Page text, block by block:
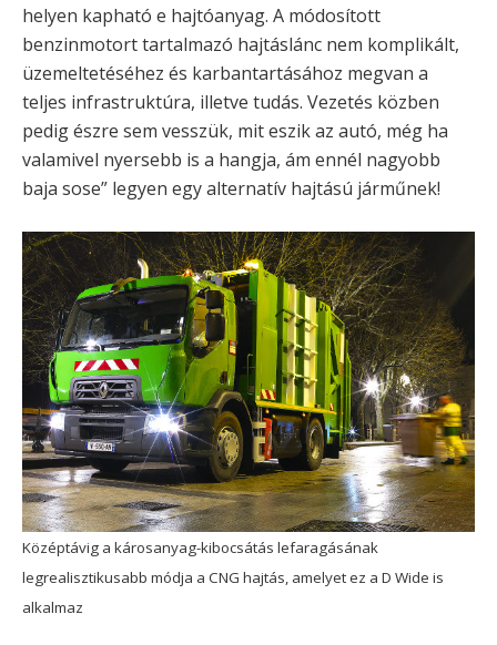
helyen kapható e hajtóanyag. A módosított
benzinmotort tartalmazó hajtáslánc nem komplikált,
üzemeltetéséhez és karbantartásához megvan a
teljes infrastruktúra, illetve tudás. Vezetés közben
pedig észre sem vesszük, mit eszik az autó, még ha
valamivel nyersebb is a hangja, ám ennél nagyobb
baja sose” legyen egy alternatív hajtású járműnek!
Középtávig a károsanyag-kibocsátás lefaragásának
legrealisztikusabb módja a CNG hajtás, amelyet ez a D Wide is
alkalmaz